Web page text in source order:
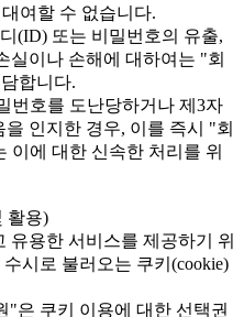
여할 수 없습니다.
(ID) 또는 비밀번호의 유출,
실이나 손해에 대하여는 "회
합니다.
번호를 도난당하거나 제3자
인지한 경우, 이를 즉시 "회
에 대한 신속한 처리를 위
활용)
용한 서비스를 제공하기 위
시로 불러오는 쿠키(cookie)
"은 쿠키 이용에 대한 선택권